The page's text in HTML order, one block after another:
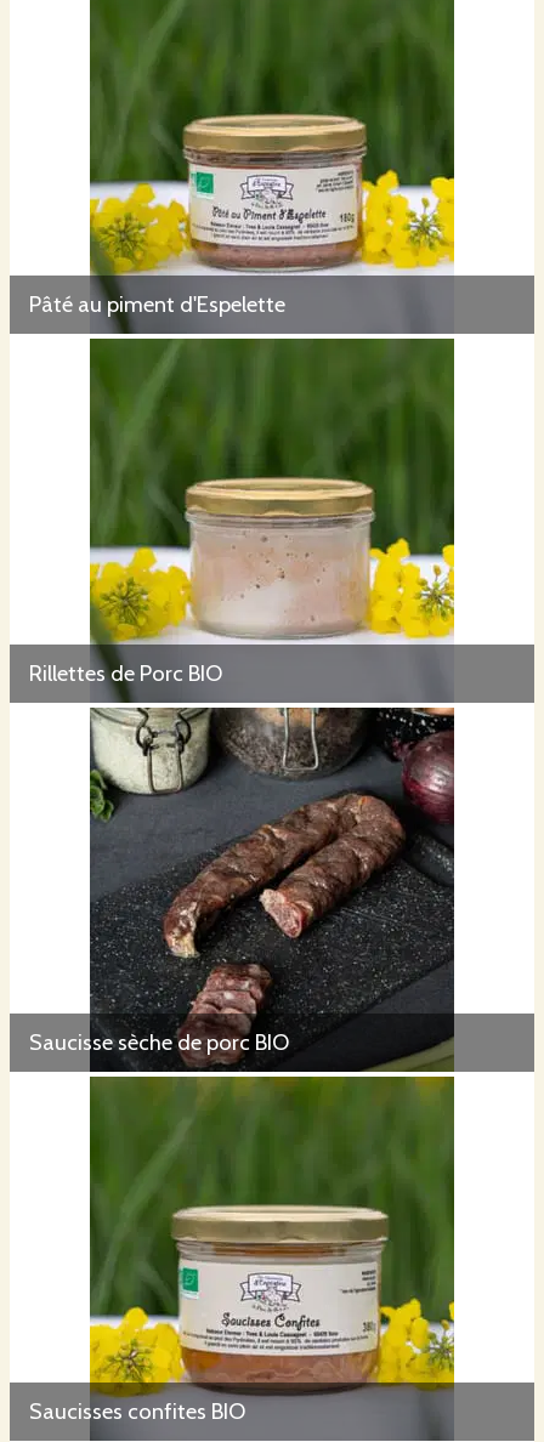
Pâté au piment d'Espelette
Rillettes de Porc BIO
Saucisse sèche de porc BIO
Saucisses confites BIO